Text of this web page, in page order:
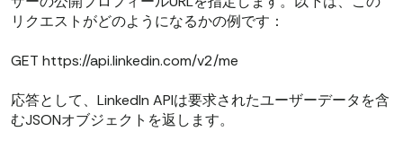
リクエストがどのようになるかの例です：
GET https://api.linkedin.com/v2/me
応答として、LinkedIn APIは要求されたユーザーデータを含
むJSONオブジェクトを返します。